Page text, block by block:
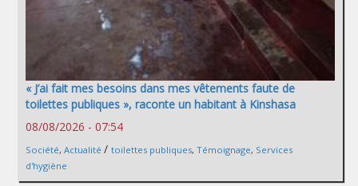
« J’ai fait mes besoins dans mes vêtements faute de
toilettes publiques », raconte un habitant à Kinshasa
08/08/2026 - 07:54
Société, Actualité / toilettes publiques, Témoignage, Services
d'hygiène